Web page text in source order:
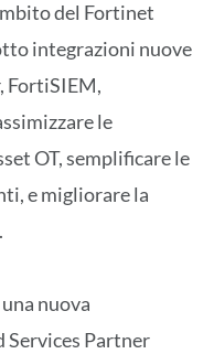
del Fortinet
integrazioni nuove
FortiSIEM,
le
OT, semplificare le
e migliorare la
nuova
Services Partner